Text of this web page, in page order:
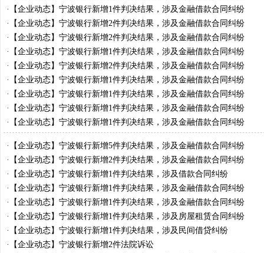
·
【企业动态】宁波银行新增1件判决结果，涉及金融借款合同纠纷
·
【企业动态】宁波银行新增2件判决结果，涉及金融借款合同纠纷
·
【企业动态】宁波银行新增2件判决结果，涉及金融借款合同纠纷
·
【企业动态】宁波银行新增1件判决结果，涉及金融借款合同纠纷
·
【企业动态】宁波银行新增2件判决结果，涉及金融借款合同纠纷
·
【企业动态】宁波银行新增1件判决结果，涉及金融借款合同纠纷
·
【企业动态】宁波银行新增1件判决结果，涉及金融借款合同纠纷
·
【企业动态】宁波银行新增1件判决结果，涉及金融借款合同纠纷
·
【企业动态】宁波银行新增1件判决结果，涉及金融借款合同纠纷
·
【企业动态】宁波银行新增5件判决结果，涉及金融借款合同纠纷
·
【企业动态】宁波银行新增2件判决结果，涉及金融借款合同纠纷
·
【企业动态】宁波银行新增1件判决结果，涉及借款合同纠纷
·
【企业动态】宁波银行新增1件判决结果，涉及金融借款合同纠纷
·
【企业动态】宁波银行新增1件判决结果，涉及金融借款合同纠纷
·
【企业动态】宁波银行新增1件判决结果，涉及房屋租赁合同纠纷
·
【企业动态】宁波银行新增1件判决结果，涉及民间借贷纠纷
·
【企业动态】宁波银行新增2件法院诉讼